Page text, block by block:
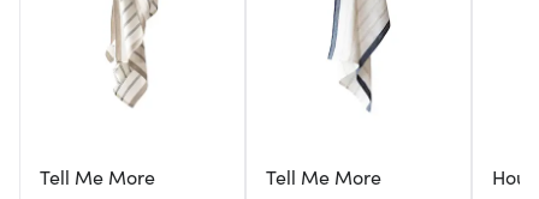
Tell Me More Tell Me More